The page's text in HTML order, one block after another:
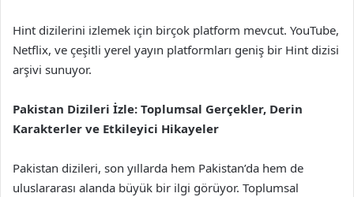
Hint dizilerini izlemek için birçok platform mevcut. YouTube,
Netflix, ve çeşitli yerel yayın platformları geniş bir Hint dizisi
arşivi sunuyor.
Pakistan Dizileri İzle: Toplumsal Gerçekler, Derin
Karakterler ve Etkileyici Hikayeler
Pakistan dizileri, son yıllarda hem Pakistan’da hem de
uluslararası alanda büyük bir ilgi görüyor. Toplumsal